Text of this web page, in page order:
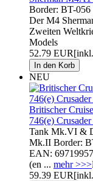
Border: BT-056
Der M4
Zweiten
Models
52.79 EUR
NEU
Britischer
746(e)
Tank Mk.VI &
Mk.II Border:
EAN:
(en ... mehr >>>
59.39 EUR